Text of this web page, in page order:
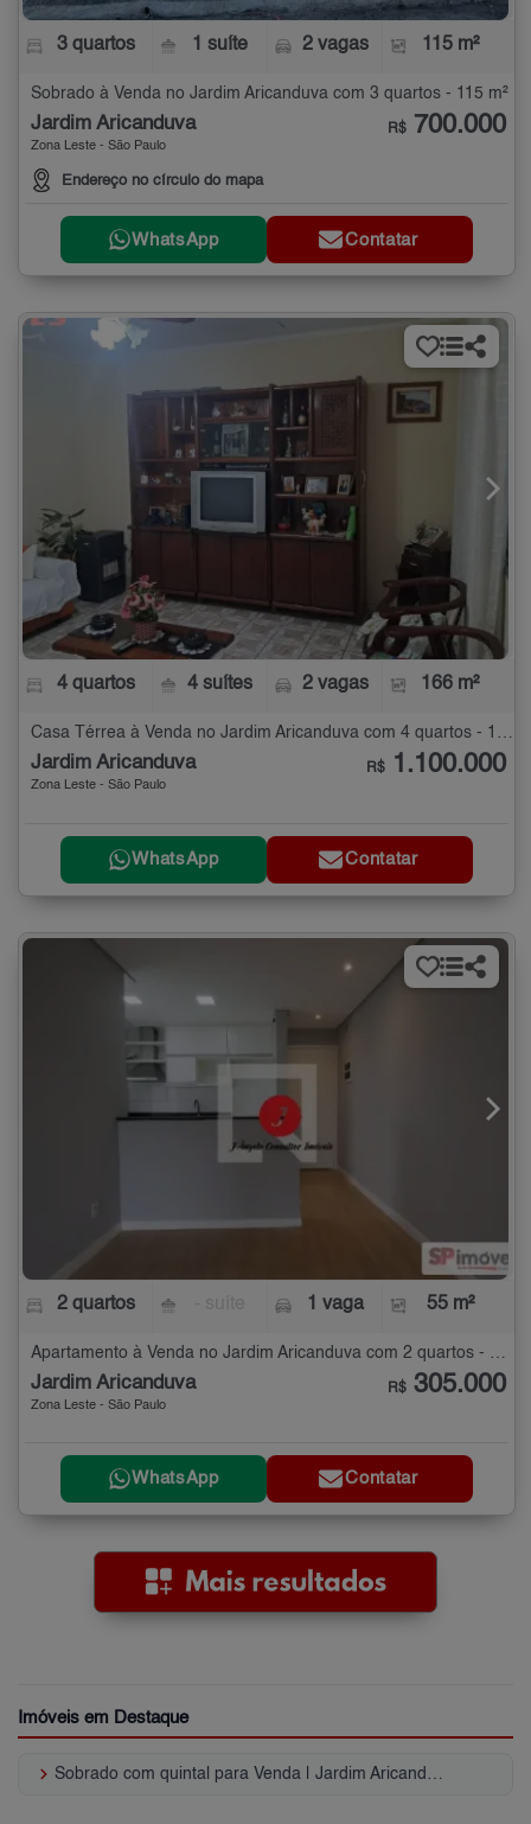
3 quartos 1 suíte 2 vagas 115 m²
Sobrado à Venda no Jardim Aricanduva com 3 quartos - 115 m²
Jardim Aricanduva
Zona Leste - São Paulo
Endereço no círculo do mapa
R$ 700.000
WhatsApp Contatar
4 quartos 4 suítes 2 vagas 166 m²
Casa Térrea à Venda no Jardim Aricanduva com 4 quartos - 166 m²
Jardim Aricanduva
Zona Leste - São Paulo
R$ 1.100.000
WhatsApp Contatar
2 quartos 1 vaga 55 m²
Jardim Aricanduva
Zona Leste - São Paulo
R$ 305.000
WhatsApp Contatar
Imóveis em Destaque
keyboard_arrow_right